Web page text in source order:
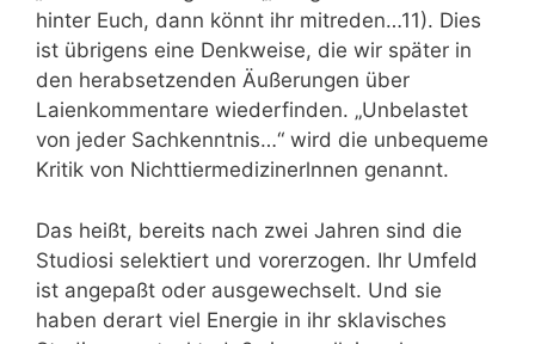
hinter Euch, dann könnt ihr mitreden…11). Dies
ist übrigens eine Denkweise, die wir später in
den herabsetzenden Äußerungen über
Laienkommentare wiederfinden. „Unbelastet
von jeder Sachkenntnis…“ wird die unbequeme
Kritik von Nichttiermedizinerlnnen genannt.
Das heißt, bereits nach zwei Jahren sind die
Studiosi selektiert und vorerzogen. Ihr Umfeld
ist angepaßt oder ausgewechselt. Und sie
haben derart viel Energie in ihr sklavisches